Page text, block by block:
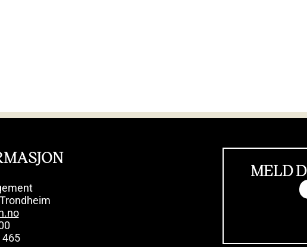
465
MELD